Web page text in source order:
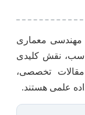
مهندسی معماری
نقش کلیدی
تخصصی،
علمی هستند.